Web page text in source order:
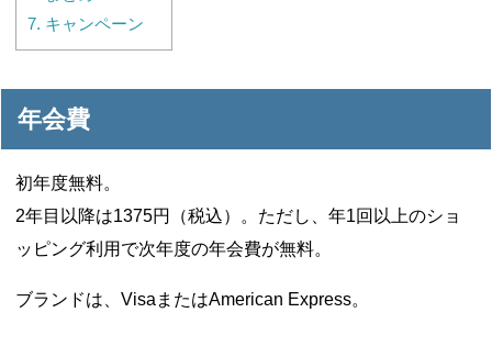
7. キャンペーン
年会費
初年度無料。
2年目以降は1375円（税込）。ただし、年1回以上のショ
ッピング利用で次年度の年会費が無料。
ブランドは、VisaまたはAmerican Express。